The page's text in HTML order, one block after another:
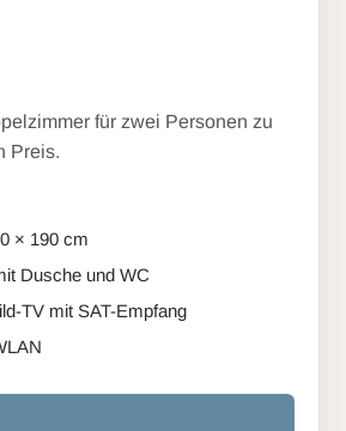
für zwei Personen zu
Preis.
× 190 cm
Dusche und WC
TV mit SAT-Empfang